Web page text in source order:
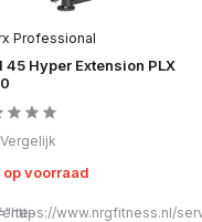
Professional
45 Hyper Extension PLX
Vergelijk
op voorraad
www.nrgfitness.nl/